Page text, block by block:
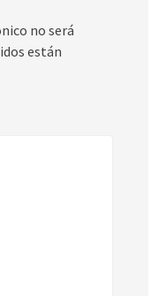
no será
están